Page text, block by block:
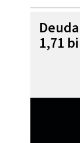
1,71